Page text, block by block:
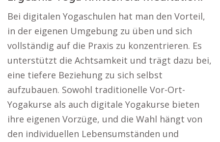
Bei digitalen Yogaschulen hat man den Vorteil,
in der eigenen Umgebung zu üben und sich
vollständig auf die Praxis zu konzentrieren. Es
unterstützt die Achtsamkeit und trägt dazu bei,
eine tiefere Beziehung zu sich selbst
aufzubauen. Sowohl traditionelle Vor-Ort-
Yogakurse als auch digitale Yogakurse bieten
ihre eigenen Vorzüge, und die Wahl hängt von
den individuellen Lebensumständen und